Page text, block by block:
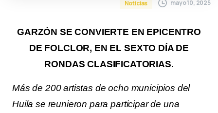
Noticias mayo 10, 2025
GARZÓN SE CONVIERTE EN EPICENTRO
DE FOLCLOR, EN EL SEXTO DÍA DE
RONDAS CLASIFICATORIAS.
Más de 200 artistas de ocho municipios del
Huila se reunieron para participar de una